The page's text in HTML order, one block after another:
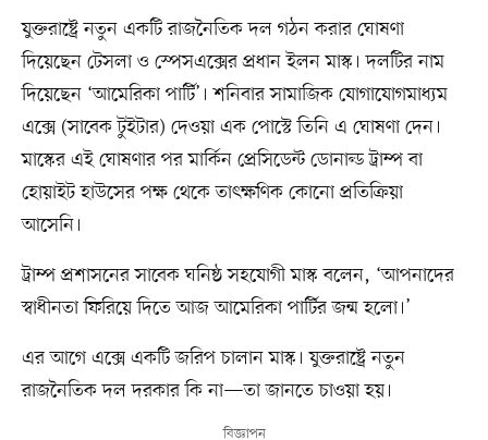
যুক্তরাষ্ট্রে নতুন একটি রাজনৈতিক দল গঠন করার ঘোষণা
দিয়েছেন টেসলা ও স্পেসএক্সের প্রধান ইলন মাস্ক। দলটির নাম
দিয়েছেন ‘আমেরিকা পার্টি’। শনিবার সামাজিক যোগাযোগমাধ্যম
এক্সে (সাবেক টুইটার) দেওয়া এক পোস্টে তিনি এ ঘোষণা দেন।
মাস্কের এই ঘোষণার পর মার্কিন প্রেসিডেন্ট ডোনাল্ড ট্রাম্প বা
হোয়াইট হাউসের পক্ষ থেকে তাৎক্ষণিক কোনো প্রতিক্রিয়া
আসেনি।
ট্রাম্প প্রশাসনের সাবেক ঘনিষ্ঠ সহযোগী মাস্ক বলেন, ‘আপনাদের
স্বাধীনতা ফিরিয়ে দিতে আজ আমেরিকা পার্টির জন্ম হলো।’
এর আগে এক্সে একটি জরিপ চালান মাস্ক। যুক্তরাষ্ট্রে নতুন
রাজনৈতিক দল দরকার কি না—তা জানতে চাওয়া হয়।